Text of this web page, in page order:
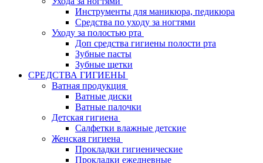
Инструменты для маникюра, педикюра
Средства по уходу за ногтями
Уходу за полостью рта
Доп средства гигиены полости рта
Зубные пасты
Зубные щетки
СРЕДСТВА ГИГИЕНЫ
Ватная продукция
Ватные диски
Ватные палочки
Детская гигиена
Салфетки влажные детские
Женская гигиена
Прокладки гигиенические
Прокладки ежедневные